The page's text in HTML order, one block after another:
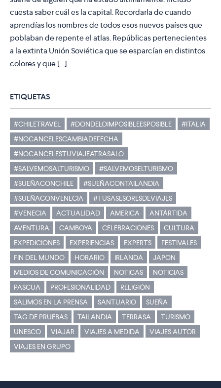
cuesta saber cuál es la capital. Recordarla de cuando
aprendías los nombres de todos esos nuevos países que
poblaban de repente el atlas. Repúblicas pertenecientes
a la extinta Unión Soviética que se esparcían en distintos
colores y que […]
ETIQUETAS
#CHILETRAVEL #DONDELOIMPOSIBLEESPOSIBLE
#ITALIA
#NOCANCELESCAMBIADEFECHA
#NOCANCELESTUVIAJEATRASALO
#SALVEMOSALTURISMO
#SALVEMOSELTURISMO
#SUEÑACONCHILE
#SUEÑACONTAILANDIA
#SUEÑACONVENECIA
#TUSASESORESDEVIAJES
#VENECIA
ACTUALIDAD AMERICA
ANTÁRTIDA
AVENTURA
CAMBOYA CELEBRACIONES
CULTURA
EXPEDICIONES
EXPERIENCIAS EXPERTS
FESTIVALES
FIN DEL MUNDO
HORARIO IRLANDA
JAPON
MEDIOS DE COMUNICACIÓN
NOTICAS
NOTICIAS
PASCUA
PROFESIONALIDAD
RELIGIÓN
SALIMOS EN LA PRENSA
SANTUARIO
SUEÑA
TAG DE PRUEBAS
TAILANDIA TERRASA
TURISMO
UNESCO
VIAJAR VIAJES A MEDIDA
VIAJES AUTOR
VIAJES EN GRUPO